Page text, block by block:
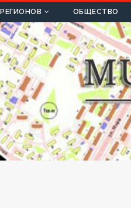
ОБЩЕСТВО